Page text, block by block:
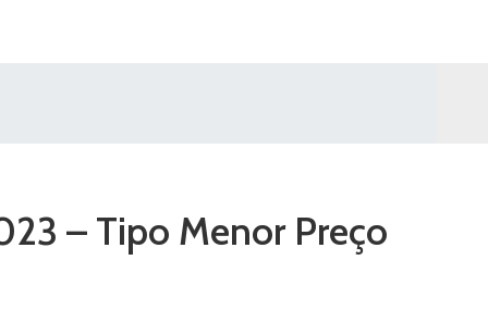
– Tipo Menor Preço